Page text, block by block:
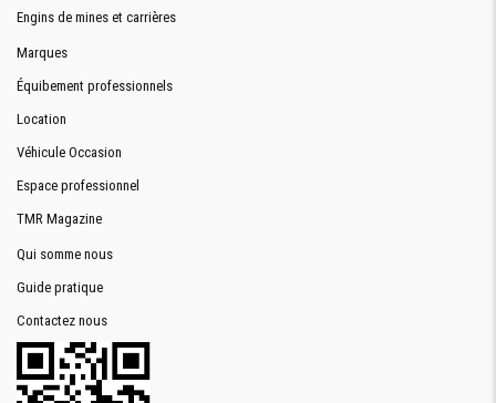
Engins de mines et carrières
Marques
Équibement professionnels
Location
Véhicule Occasion
Espace professionnel
TMR Magazine
Qui somme nous
Guide pratique
Contactez nous